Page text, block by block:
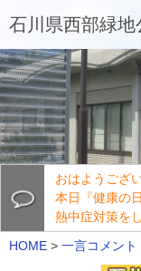
石川県西部緑地
おはようご
本日『健康の
熱中症対策を
HOME > 一言コメント